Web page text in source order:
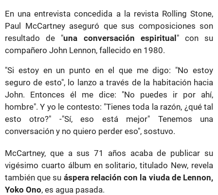
En una entrevista concedida a la revista Rolling Stone,
Paul McCartney aseguró que sus composiciones son
resultado de "una conversación espiritual" con su
compañero John Lennon, fallecido en 1980.
"Si estoy en un punto en el que me digo: "No estoy
seguro de esto", lo lanzo a través de la habitación hacia
John. Entonces él me dice: "No puedes ir por ahí,
hombre". Y yo le contesto: "Tienes toda la razón, ¿qué tal
esto otro?" -"Sí, eso está mejor" Tenemos una
conversación y no quiero perder eso", sostuvo.
McCartney, que a sus 71 años acaba de publicar su
vigésimo cuarto álbum en solitario, titulado New, revela
también que su áspera relación con la viuda de Lennon,
Yoko Ono, es agua pasada.